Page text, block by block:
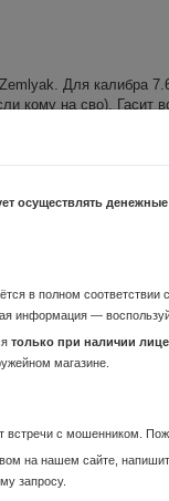
Для калибра
кому на сво). Гасит
Резьба 15*1.
ACR. Осмотреть
осуществлять
в полном
информация —
только при наличии
магазине.
встречи с мошенником.
на нашем сайте,
запросу.